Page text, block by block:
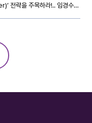
전략을 주목하라!.. 임경수